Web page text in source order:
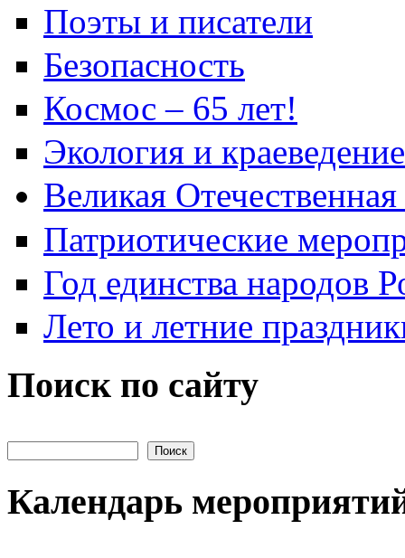
Поэты и писатели
Безопасность
Космос – 65 лет!
Экология и краеведение
Великая
Патриотические
Год единства народов
Лето и летние
Поиск по сайту
Календарь